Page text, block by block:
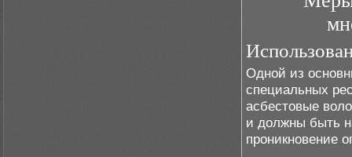
Одной из
специальных
асбестовые
и должны быть
проникновение